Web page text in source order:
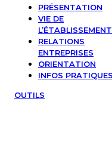
PRÉSENTATION
VIE DE
L’ÉTABLISSEMENT
RELATIONS
ENTREPRISES
ORIENTATION
INFOS PRATIQUES
OUTILS